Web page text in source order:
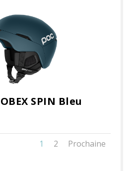
SPIN Bleu
1 2 Prochaine